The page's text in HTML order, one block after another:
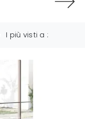
I più visti a :